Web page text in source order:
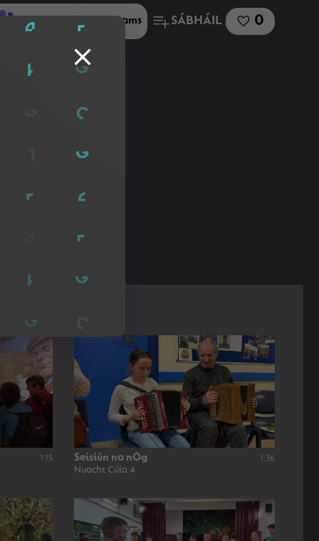
Roinn le Microsoft Teams SÁBHÁIL 0
1:15 Seisiún na nÓg
Nuacht Cúla 4
1:36